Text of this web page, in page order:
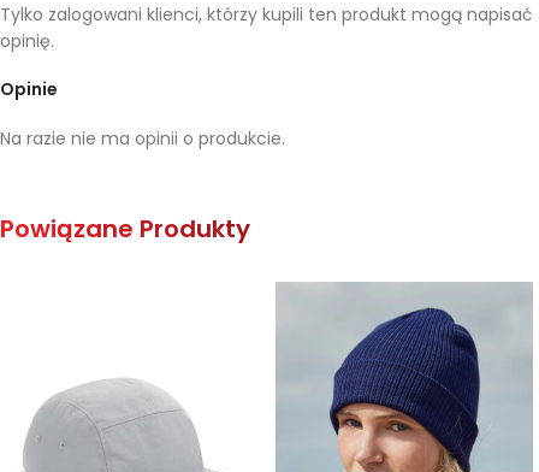
Opinie
Na razie nie ma opinii o produkcie.
Tylko zalogowani klienci, którzy kupili ten produkt mogą napisać
opinię.
Powiązane Produkty